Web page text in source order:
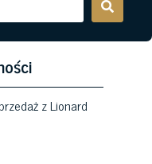
z Lionard